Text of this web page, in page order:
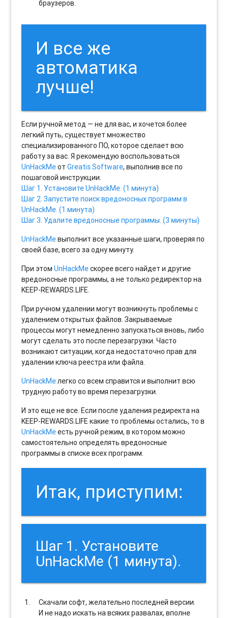
браузеров.
И все же
автоматика
лучше!
Если ручной метод — не для вас, и хочется более
легкий путь, существует множество
специализированного ПО, которое сделает всю
работу за вас. Я рекомендую воспользоваться
UnHackMeотGreatis Software, выполнив все по
пошаговой инструкции.
Шаг 1. Установите UnHackMe. (1 минута)
Шаг 2. Запустите поиск вредоносных программ в
UnHackMe. (1 минута)
Шаг 3. Удалите вредоносные программы. (3 минуты)
UnHackMeвыполнит все указанные шаги, проверяя по
своей базе, всего за одну минуту.
При этомUnHackMeскорее всего найдет и другие
вредоносные программы, а не только редиректор на
KEEP-REWARDS.LIFE.
При ручном удалении могут возникнуть проблемы с
удалением открытых файлов. Закрываемые
процессы могут немедленно запускаться вновь, либо
могут сделать это после перезагрузки. Часто
возникают ситуации, когда недостаточно прав для
удалении ключа реестра или файла.
UnHackMeлегко со всем справится и выполнит всю
трудную работу во время перезагрузки.
И это еще не все. Если после удаления редиректа на
KEEP-REWARDS.LIFE какие то проблемы остались, то в
UnHackMeесть ручной режим, в котором можно
самостоятельно определять вредоносные
программы в списке всех программ.
Итак, приступим:
Шаг 1. Установите
UnHackMe (1 минута).
Скачали софт, желательно последней версии.
И не надо искать на всяких развалах, вполне